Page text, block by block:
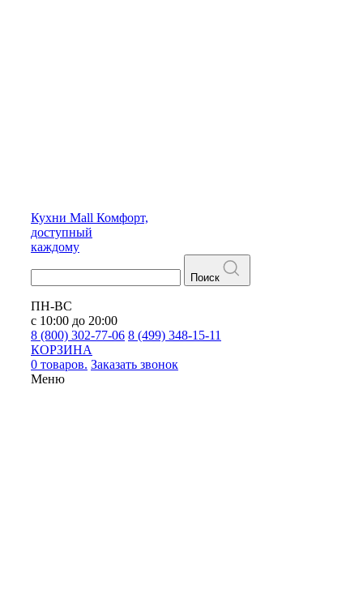
Кухни Mall Комфорт,
доступный
каждому
Поиск
ПН-ВС
с 10:00 до 20:00
8 (800) 302-77-06 8 (499) 348-15-11
КОРЗИНА
0 товаров. Заказать звонок
Меню